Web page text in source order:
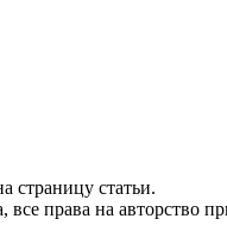
страницу статьи.
права на авторство